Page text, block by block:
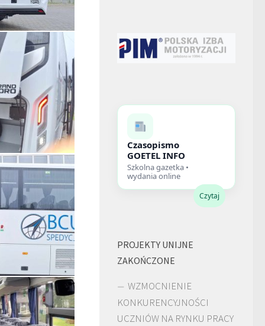
Czasopismo
GOETEL INFO
Szkolna gazetka •
wydania online
Czytaj
PROJEKTY UNIJNE
ZAKOŃCZONE
WZMOCNIENIE
KONKURENCYJNOŚCI
UCZNIÓW NA RYNKU PRACY